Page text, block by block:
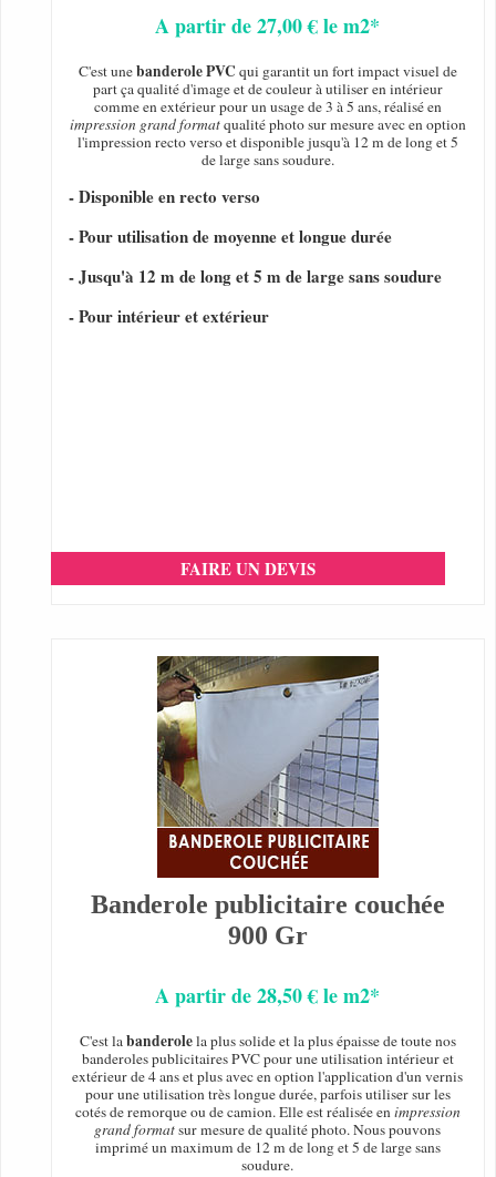
A partir de 27,00 € le m2*
C'est unebanderole PVC qui garantit un fort impact visuel de
part ça qualité d'image et de couleur à utiliser en intérieur
comme en extérieur pour un usage de 3 à 5 ans, réalisé en
impression grand formatqualité photo sur mesure avec en option
l'impression recto verso et disponible jusqu'à 12 m de long et 5
de large sans soudure.
- Disponible en recto verso
- Pour utilisation de moyenne et longue durée
- Jusqu'à 12 m de long et 5 m de large sans soudure
- Pour intérieur et extérieur
FAIRE UN DEVIS
Banderole publicitaire couchée
900 Gr
A partir de 28,50 € le m2*
C'est labanderolela plus solide et la plus épaisse de toute nos
banderoles publicitaires PVC pour une utilisation intérieur et
extérieur de 4 ans et plus avec en option l'application d'un vernis
pour une utilisation très longue durée, parfois utiliser sur les
cotés de remorque ou de camion. Elle est réalisée enimpression
grand formatsur mesure de qualité photo. Nous pouvons
imprimé un maximum de 12 m de long et 5 de large sans
soudure.